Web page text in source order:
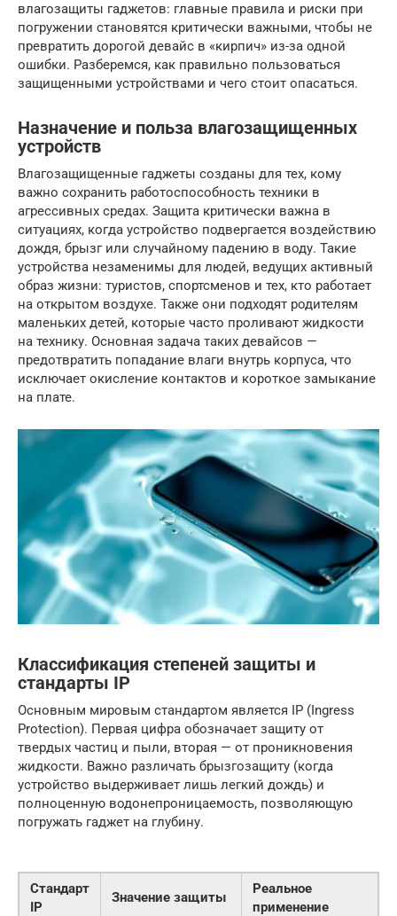
влагозащиты гаджетов: главные правила и риски при
погружении становятся критически важными, чтобы не
превратить дорогой девайс в «кирпич» из-за одной
ошибки. Разберемся, как правильно пользоваться
защищенными устройствами и чего стоит опасаться.
Назначение и польза влагозащищенных
устройств
Влагозащищенные гаджеты созданы для тех, кому
важно сохранить работоспособность техники в
агрессивных средах. Защита критически важна в
ситуациях, когда устройство подвергается воздействию
дождя, брызг или случайному падению в воду. Такие
устройства незаменимы для людей, ведущих активный
образ жизни: туристов, спортсменов и тех, кто работает
на открытом воздухе. Также они подходят родителям
маленьких детей, которые часто проливают жидкости
на технику. Основная задача таких девайсов —
предотвратить попадание влаги внутрь корпуса, что
исключает окисление контактов и короткое замыкание
на плате.
Классификация степеней защиты и
стандарты IP
Основным мировым стандартом является IP (Ingress
Protection). Первая цифра обозначает защиту от
твердых частиц и пыли, вторая — от проникновения
жидкости. Важно различать брызгозащиту (когда
устройство выдерживает лишь легкий дождь) и
полноценную водонепроницаемость, позволяющую
погружать гаджет на глубину.
Стандарт
IP
Значение защиты
Реальное
применение